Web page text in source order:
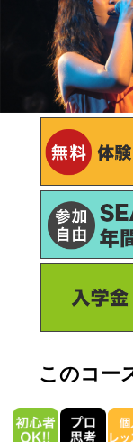
このコー